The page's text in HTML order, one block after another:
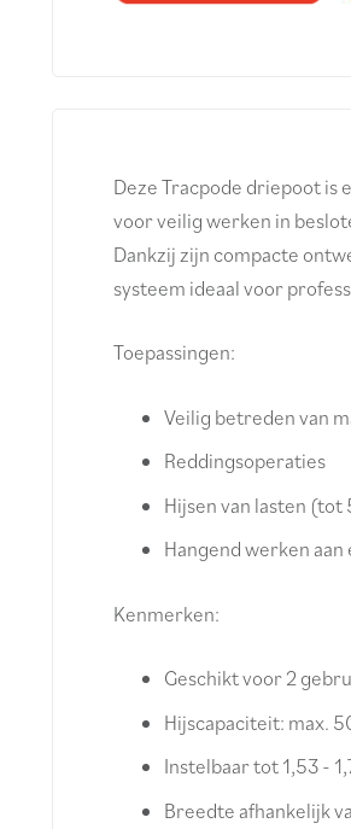
Deze Tracpode driepoot is
voor veilig werken in
Dankzij zijn compacte
systeem ideaal voor
Toepassingen:
Veilig betreden van
Reddingsoperaties
Hijsen van lasten (tot
Hangend werken
Kenmerken:
Geschikt voor 2
Hijscapaciteit: max.
Instelbaar tot 1,53 -
Breedte afhankelijk